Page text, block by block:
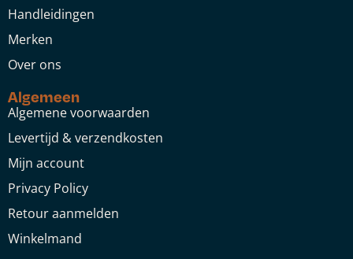
Handleidingen
Merken
Over ons
Algemeen
Algemene voorwaarden
Levertijd & verzendkosten
Mijn account
Privacy Policy
Retour aanmelden
Winkelmand